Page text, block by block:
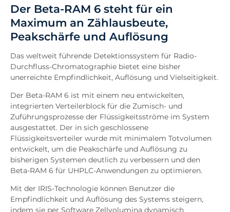
Der Beta-RAM 6 steht für ein
Maximum an Zählausbeute,
Peakschärfe und Auflösung
Das weltweit führende Detektionssystem für Radio-
Durchfluss-Chromatographie bietet eine bisher
unerreichte Empfindlichkeit, Auflösung und Vielseitigkeit.
Der Beta-RAM 6 ist mit einem neu entwickelten,
integrierten Verteilerblock für die Zumisch- und
Zuführungsprozesse der Flüssigkeitsströme im System
ausgestattet. Der in sich geschlossene
Flüssigkeitsverteiler wurde mit minimalem Totvolumen
entwickelt, um die Peakschärfe und Auflösung zu
bisherigen Systemen deutlich zu verbessern und den
Beta-RAM 6 für UHPLC-Anwendungen zu optimieren.
Mit der IRIS-Technologie können Benutzer die
Empfindlichkeit und Auflösung des Systems steigern,
indem sie per Software Zellvolumina dynamisch